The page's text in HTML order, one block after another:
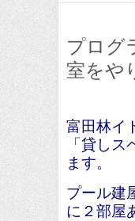
プログ
室をや
富田林イ
「貸し
ます。
プール建
に２部屋